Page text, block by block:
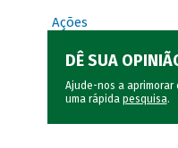
Ações
DÊ SUA
Ajude-nos a aprimorar
uma rápida pesquisa.